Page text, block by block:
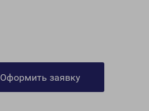
Оформить заявку